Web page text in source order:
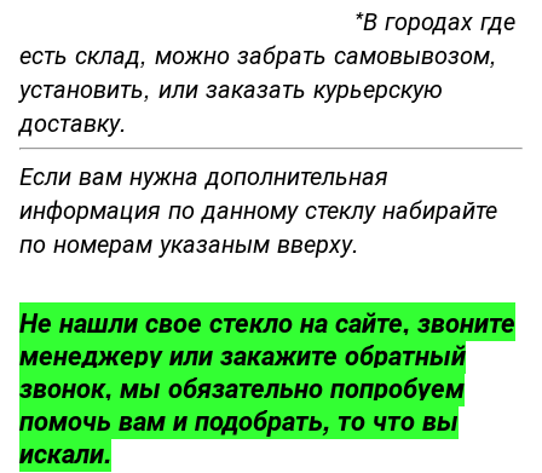
*В городах где
есть склад, можно забрать самовывозом,
установить, или заказать курьерскую
доставку.
Если вам нужна дополнительная
информация по данному стеклу набирайте
по номерам указаным вверху.
Не нашли свое стекло на сайте, звоните
менеджеру или закажите обратный
звонок, мы обязательно попробуем
помочь вам и подобрать, то что вы
искали.